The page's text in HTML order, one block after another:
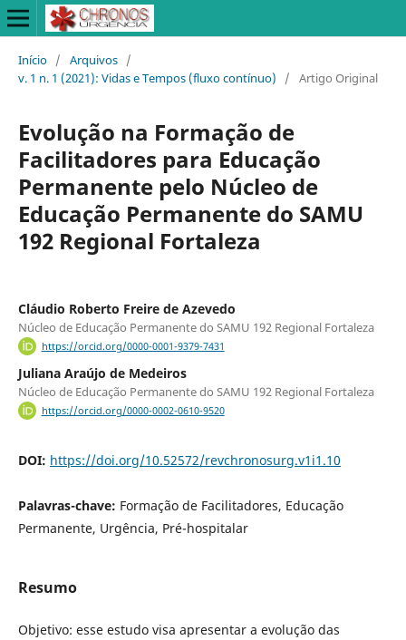
Início / Arquivos /
v. 1 n. 1 (2021): Vidas e Tempos (fluxo contínuo)
/ Artigo Original
Evolução na Formação de
Facilitadores para Educação
Permanente pelo Núcleo de
Educação Permanente do SAMU
192 Regional Fortaleza
Cláudio Roberto Freire de Azevedo
Núcleo de Educação Permanente do SAMU 192 Regional Fortaleza
https://orcid.org/0000-0001-9379-7431
Juliana Araújo de Medeiros
Núcleo de Educação Permanente do SAMU 192 Regional Fortaleza
https://orcid.org/0000-0002-0610-9520
DOI: https://doi.org/10.52572/revchronosurg.v1i1.10
Palavras-chave: Formação de Facilitadores, Educação
Permanente, Urgência, Pré-hospitalar
Resumo
Objetivo: esse estudo visa apresentar a evolução das